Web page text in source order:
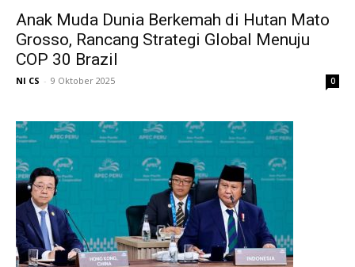
Anak Muda Dunia Berkemah di Hutan Mato
Grosso, Rancang Strategi Global Menuju
COP 30 Brazil
NI CS - 9 Oktober 2025 0